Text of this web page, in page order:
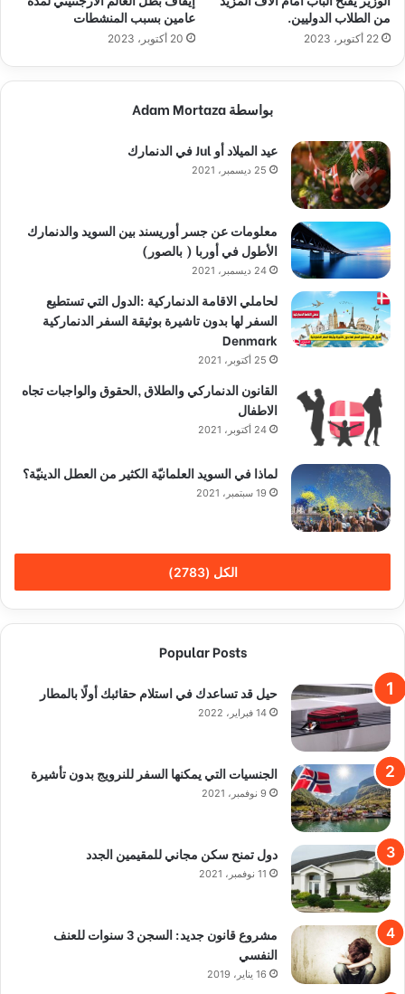
من الطلاب الدوليين.
22 أكتوبر، 2023
عامين بسبب المنشطات
20 أكتوبر، 2023
بواسطة Adam Mortaza
عيد الميلاد أو Jul في الدنمارك
25 ديسمبر، 2021
معلومات عن جسر أوريسند بين السويد والدنمارك
الأطول في أوربا ( بالصور)
24 ديسمبر، 2021
لحاملي الاقامة الدنماركية :الدول التي تستطيع
السفر لها بدون تاشيرة بوثيقة السفر الدنماركية
Denmark
25 أكتوبر، 2021
القانون الدنماركي والطلاق ,الحقوق والواجبات تجاه
الاطفال
24 أكتوبر، 2021
لماذا في السويد العلمانيّة الكثير من العطل الدينيّة؟
19 سبتمبر، 2021
الكل (2783)
Popular Posts
حيل قد تساعدك في استلام حقائبك أولًا بالمطار
14 فبراير، 2022
الجنسيات التي يمكنها السفر للنرويج بدون تأشيرة
9 نوفمبر، 2021
دول تمنح سكن مجاني للمقيمين الجدد
11 نوفمبر، 2021
مشروع قانون جديد: السجن 3 سنوات للعنف
النفسي
16 يناير، 2019